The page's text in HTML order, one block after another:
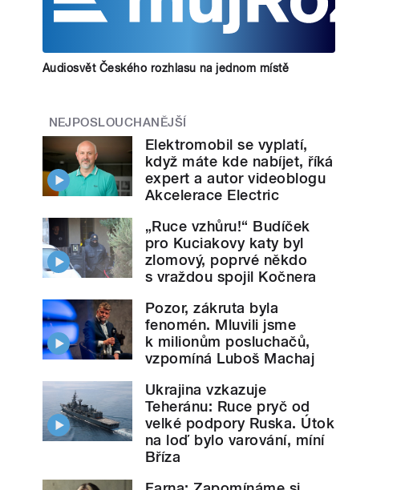
Audiosvět Českého rozhlasu na jednom místě
NEJPOSLOUCHANĚJŠÍ
Elektromobil se vyplatí,
když máte kde nabíjet, říká
expert a autor videoblogu
Akcelerace Electric
„Ruce vzhůru!“ Budíček
pro Kuciakovy katy byl
zlomový, poprvé někdo
s vraždou spojil Kočnera
Pozor, zákruta byla
fenomén. Mluvili jsme
k milionům posluchačů,
vzpomíná Luboš Machaj
Ukrajina vzkazuje
Teheránu: Ruce pryč od
velké podpory Ruska. Útok
na loď bylo varování, míní
Bříza